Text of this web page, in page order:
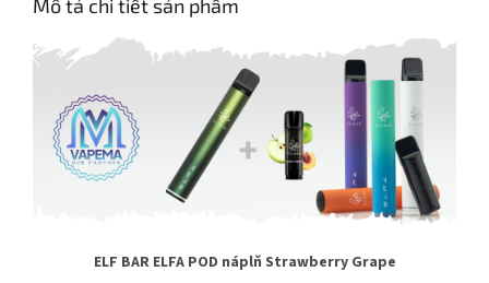
Mô tả chi tiết sản phẩm
ELF BAR ELFA POD náplň Strawberry Grape